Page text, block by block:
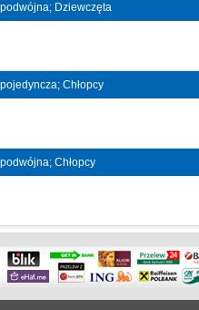
Dziewczęta
Chłopcy
Chłopcy